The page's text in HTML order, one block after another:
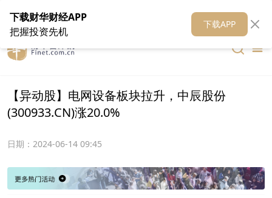
在线客服 关于我们 财华媒体矩阵 财华智库
【异动股】电网设备板块拉升，中辰股份
(300933.CN)涨20.0%
日期： 2024-06-14 09:45
下载财华财经APP
把握投资先机
下载APP